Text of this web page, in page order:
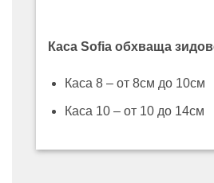
Каса Sofia обхваща
Каса 8 – от 8см до 10см
Каса 10 – от 10 до 14см